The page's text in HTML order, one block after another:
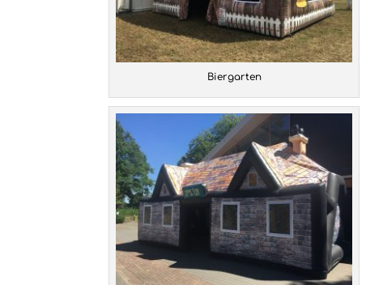
Biergarten